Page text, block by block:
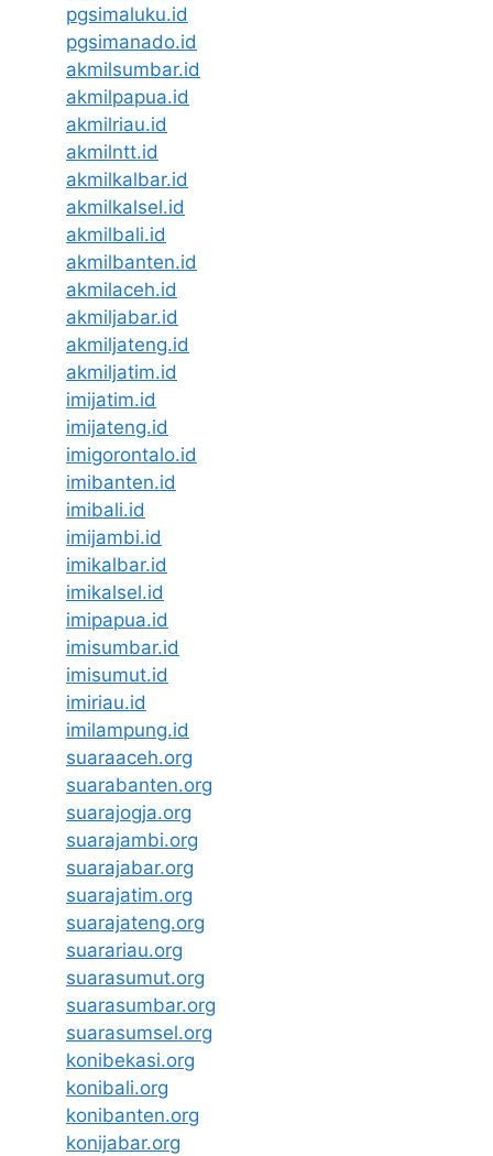
pgsimaluku.id
pgsimanado.id
akmilsumbar.id
akmilpapua.id
akmilriau.id
akmilntt.id
akmilkalbar.id
akmilkalsel.id
akmilbali.id
akmilbanten.id
akmilaceh.id
akmiljabar.id
akmiljateng.id
akmiljatim.id
imijatim.id
imijateng.id
imigorontalo.id
imibanten.id
imibali.id
imijambi.id
imikalbar.id
imikalsel.id
imipapua.id
imisumbar.id
imisumut.id
imiriau.id
imilampung.id
suaraaceh.org
suarabanten.org
suarajogja.org
suarajambi.org
suarajabar.org
suarajatim.org
suarajateng.org
suarariau.org
suarasumut.org
suarasumbar.org
suarasumsel.org
konibekasi.org
konibali.org
konibanten.org
konijabar.org